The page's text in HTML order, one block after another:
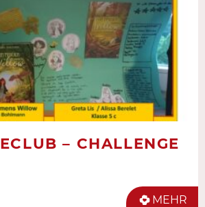
– CHALLENGE
MEHR